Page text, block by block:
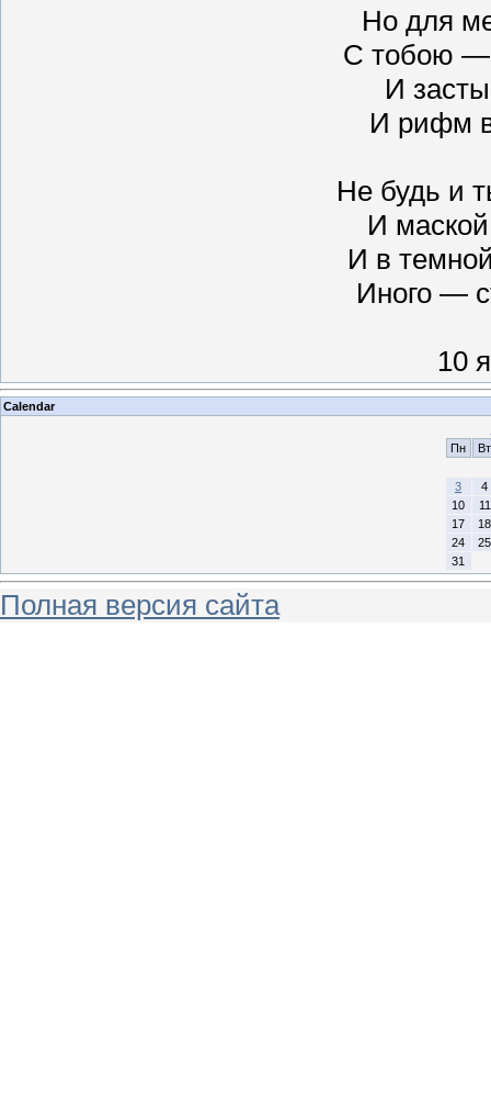
Но для
С тобою —
И
И рифм
Не будь и
И
И в
Иного —
10
Calendar
Пн
Вт
3
4
10
11
17
18
24
25
31
Полная версия сайта